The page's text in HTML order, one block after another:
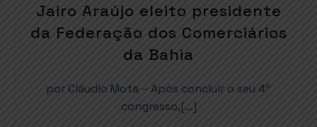
Jairo Araújo eleito presidente
da Federação dos Comerciários
da Bahia
por Cláudio Mota – Após concluir o seu 4º
congresso,[…]